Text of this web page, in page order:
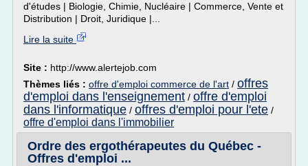
d'études | Biologie, Chimie, Nucléaire | Commerce, Vente et
Distribution | Droit, Juridique |...
Lire la suite
Site : http://www.alertejob.com
Thèmes liés : offre d'emploi commerce de l'art / offres
d'emploi dans l'enseignement / offre d'emploi
dans l'informatique / offres d'emploi pour l'ete /
offre d'emploi dans l'immobilier
Ordre des ergothérapeutes du Québec -
Offres d'emploi ...